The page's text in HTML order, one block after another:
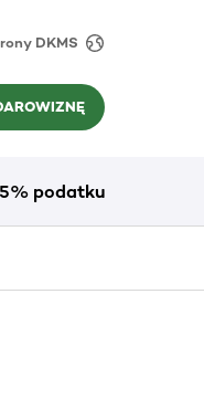
DKMS
podatku